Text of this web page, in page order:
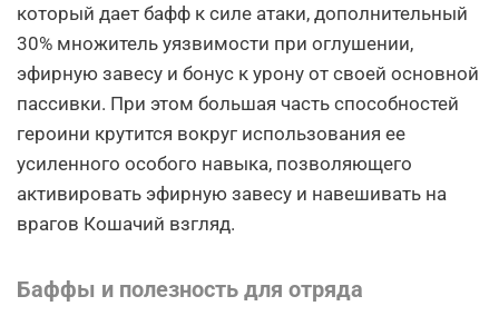
который дает бафф к силе атаки, дополнительный
30% множитель уязвимости при оглушении,
эфирную завесу и бонус к урону от своей основной
пассивки. При этом большая часть способностей
героини крутится вокруг использования ее
усиленного особого навыка, позволяющего
активировать эфирную завесу и навешивать на
врагов Кошачий взгляд.
Баффы и полезность для отряда